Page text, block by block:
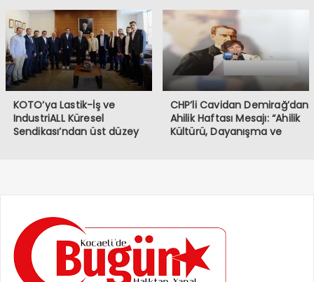
kaybetmiş bulunmaktayız.
Öncelikle hayatını
kaybeden vatandaşlarımıza
Allah’tan rahmet, ailelerine
ve sevenlerine başsağlığı
diliyorum.
KOTO’ya Lastik-İş ve
IndustriALL Küresel
Sendikası’ndan üst düzey
CHP’li Cavidan Demirağ’dan
Ahilik Haftası Mesajı: “Ahilik
Kültürü, Dayanışma ve